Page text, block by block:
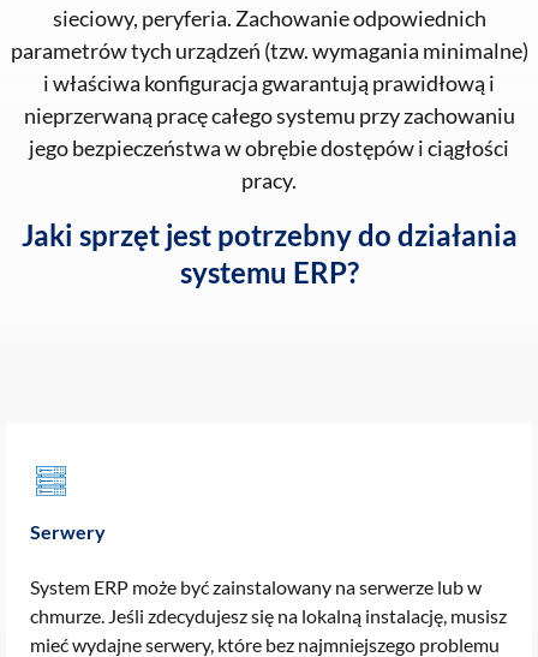
sieciowy, peryferia. Zachowanie odpowiednich
parametrów tych urządzeń (tzw. wymagania minimalne)
i właściwa konfiguracja gwarantują prawidłową i
nieprzerwaną pracę całego systemu przy zachowaniu
jego bezpieczeństwa w obrębie dostępów i ciągłości
pracy.
Jaki sprzęt jest potrzebny do działania
systemu ERP?
Serwery
System ERP może być zainstalowany na serwerze lub w
chmurze. Jeśli zdecydujesz się na lokalną instalację, musisz
mieć wydajne serwery, które bez najmniejszego problemu